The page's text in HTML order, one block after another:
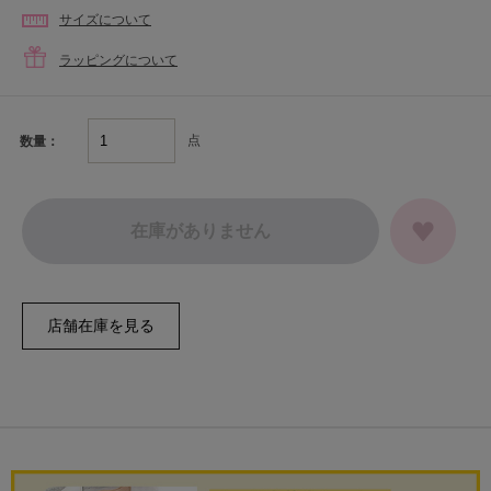
サイズについて
ラッピングについて
数量： 点
在庫がありません